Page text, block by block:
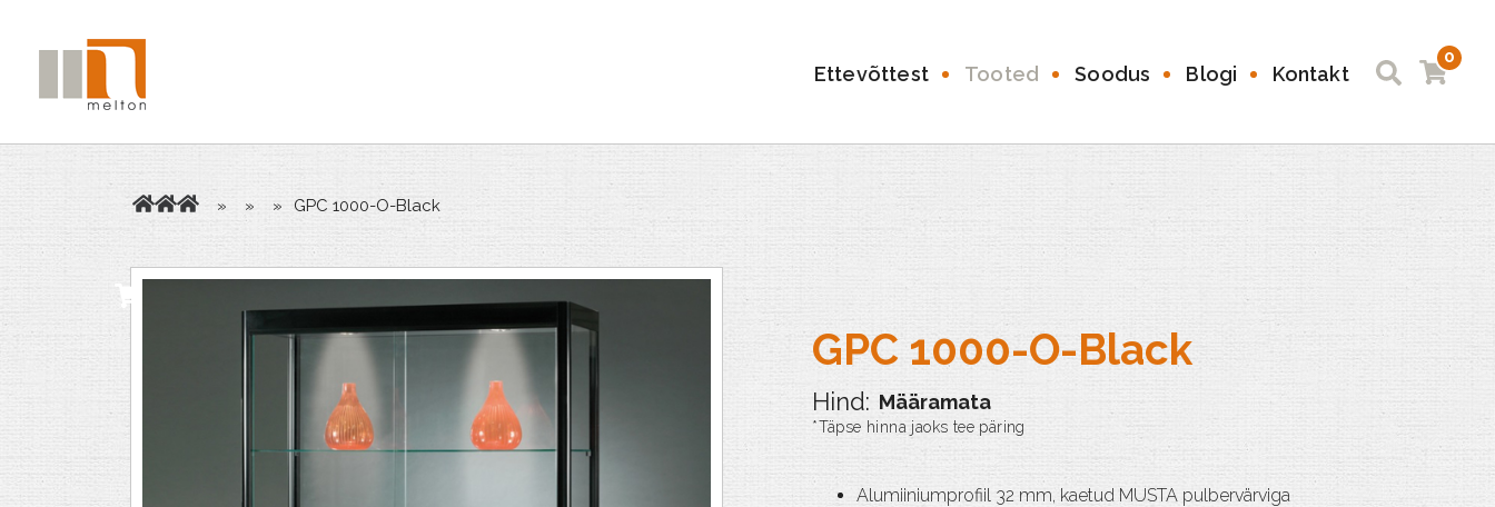
Ettevõttest Tooted Soodus Blogi Kontakt
0
» » » GPC 1000-O-Black
GPC 1000-O-Black
Määramata
Alumiiniumprofiil 32 mm, kaetud MUSTA pulbervärviga